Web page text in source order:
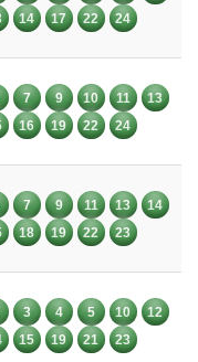
14 17 22 24
7 9 10 11
13
16 19 22 24
7 9 11 13
14
18 19 22 23
3 4 5 10
12
15 19 21 23